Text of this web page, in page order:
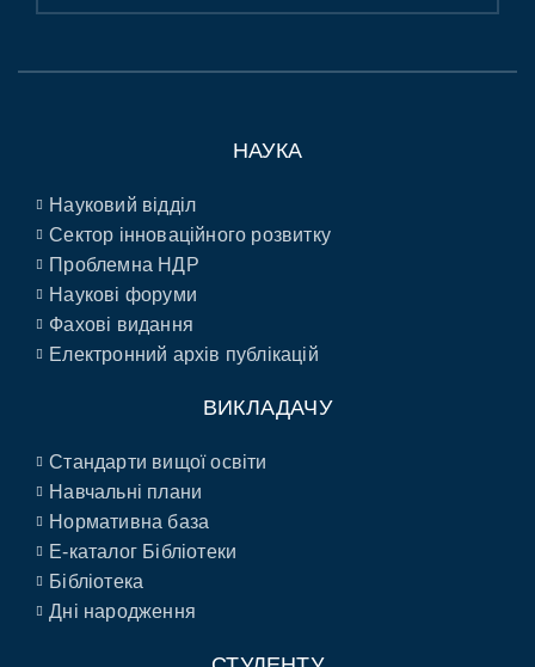
НАУКА
Науковий відділ
Сектор інноваційного розвитку
Проблемна НДР
Наукові форуми
Фахові видання
Електронний архів публікацій
ВИКЛАДАЧУ
Стандарти вищої освіти
Навчальні плани
Нормативна база
E-каталог Бібліотеки
Бібліотека
Дні народження